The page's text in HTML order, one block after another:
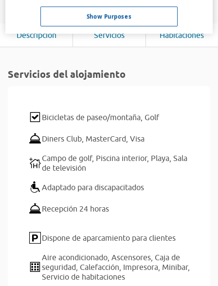
día que le ofrece servicio de caja fuerte...
Descripción Servicios Habitaciones
Servicios del alojamiento
Bicicletas de paseo/montaña, Golf
Diners Club, MasterCard, Visa
Campo de golf, Piscina interior, Playa, Sala
de televisión
Adaptado para discapacitados
Recepción 24 horas
Dispone de aparcamiento para clientes
Aire acondicionado, Ascensores, Caja de
seguridad, Calefacción, Impresora, Minibar,
Servicio de habitaciones
Show Purposes